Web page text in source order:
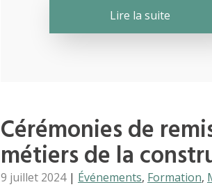
Lire la suite
Cérémonies de
métiers de la
9 juillet 2024| Événements, Formation,